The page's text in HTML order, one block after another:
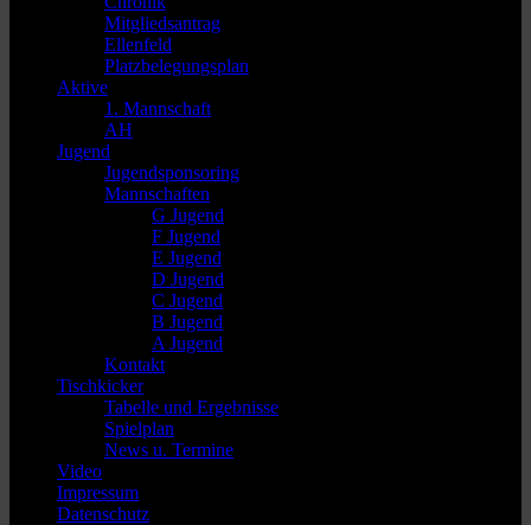
Mitgliedsantrag
Ellenfeld
Platzbelegungsplan
Aktive
1. Mannschaft
AH
Jugend
Jugendsponsoring
Mannschaften
G Jugend
F Jugend
E Jugend
D Jugend
C Jugend
B Jugend
A Jugend
Kontakt
Tischkicker
Tabelle und Ergebnisse
Spielplan
News u. Termine
Video
Impressum
Datenschutz